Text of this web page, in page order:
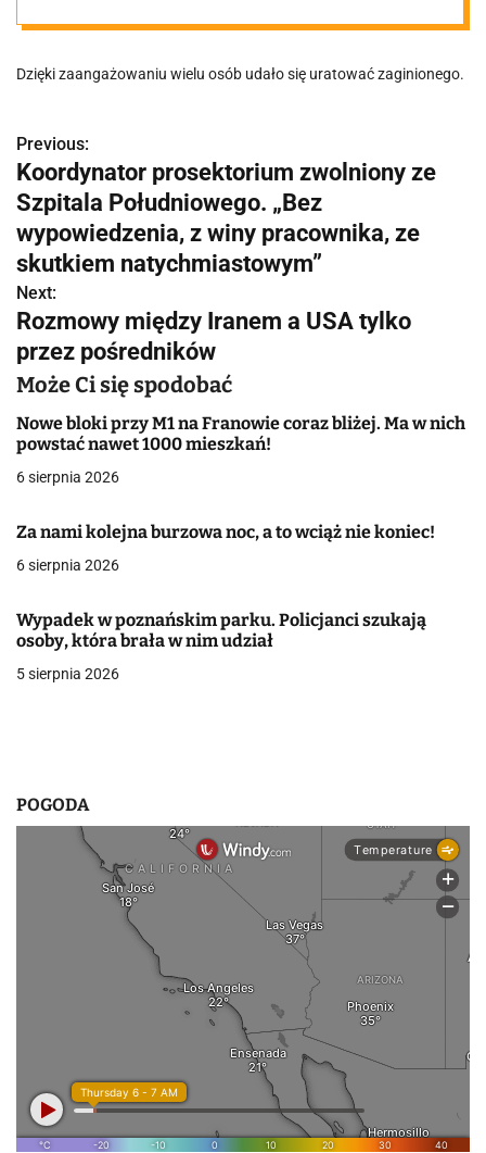
Znaleziono go
na bagnistym
terenie dzięki
dronom, akcja
ratunkowa
trwała kilka
godzin
Dzięki zaangażowaniu wielu osób udało się uratować zaginionego.
N
a
w
i
g
a
c
j
a
w
p
s
u
Previous:
Koordynator prosektorium zwolniony ze
Szpitala Południowego. „Bez
wypowiedzenia, z winy pracownika, ze
skutkiem natychmiastowym”
Next:
Rozmowy między Iranem a USA tylko
przez pośredników
Może Ci się spodobać
Nowe bloki przy M1 na Franowie coraz bliżej. Ma w nich
powstać nawet 1000 mieszkań!
6 sierpnia 2026
Za nami kolejna burzowa noc, a to wciąż nie koniec!
6 sierpnia 2026
Wypadek w poznańskim parku. Policjanci szukają
osoby, która brała w nim udział
5 sierpnia 2026
POGODA